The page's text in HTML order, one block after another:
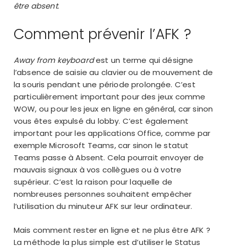
être absent.
Comment prévenir l’AFK ?
Away from keyboardest un terme qui désigne
l’absence de saisie au clavier ou de mouvement de
la souris pendant une période prolongée. C’est
particulièrement important pour des jeux comme
WOW, ou pour les jeux en ligne en général, car sinon
vous êtes expulsé du lobby. C’est également
important pour les applications Office, comme par
exemple Microsoft Teams, car sinon le statut
Teams passe à Absent. Cela pourrait envoyer de
mauvais signaux à vos collègues ou à votre
supérieur. C’est la raison pour laquelle de
nombreuses personnes souhaitent empêcher
l’utilisation du minuteur AFK sur leur ordinateur.
Mais comment rester en ligne et ne plus être AFK ?
La méthode la plus simple est d’utiliser le Status